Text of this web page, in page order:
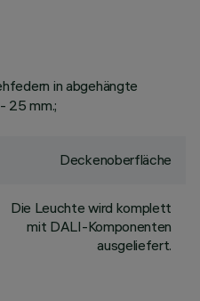
in abgehängte
25 mm.;
Deckenoberfläche
Die Leuchte wird komplett
mit DALI-Komponenten
ausgeliefert.